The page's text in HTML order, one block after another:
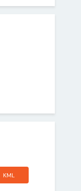
KML